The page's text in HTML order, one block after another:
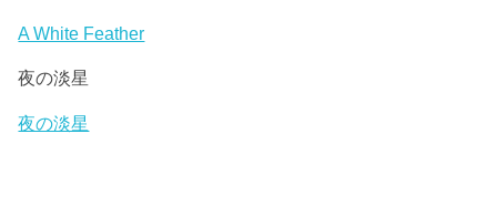
ー
A White Feather
夜の淡星
夜の淡星